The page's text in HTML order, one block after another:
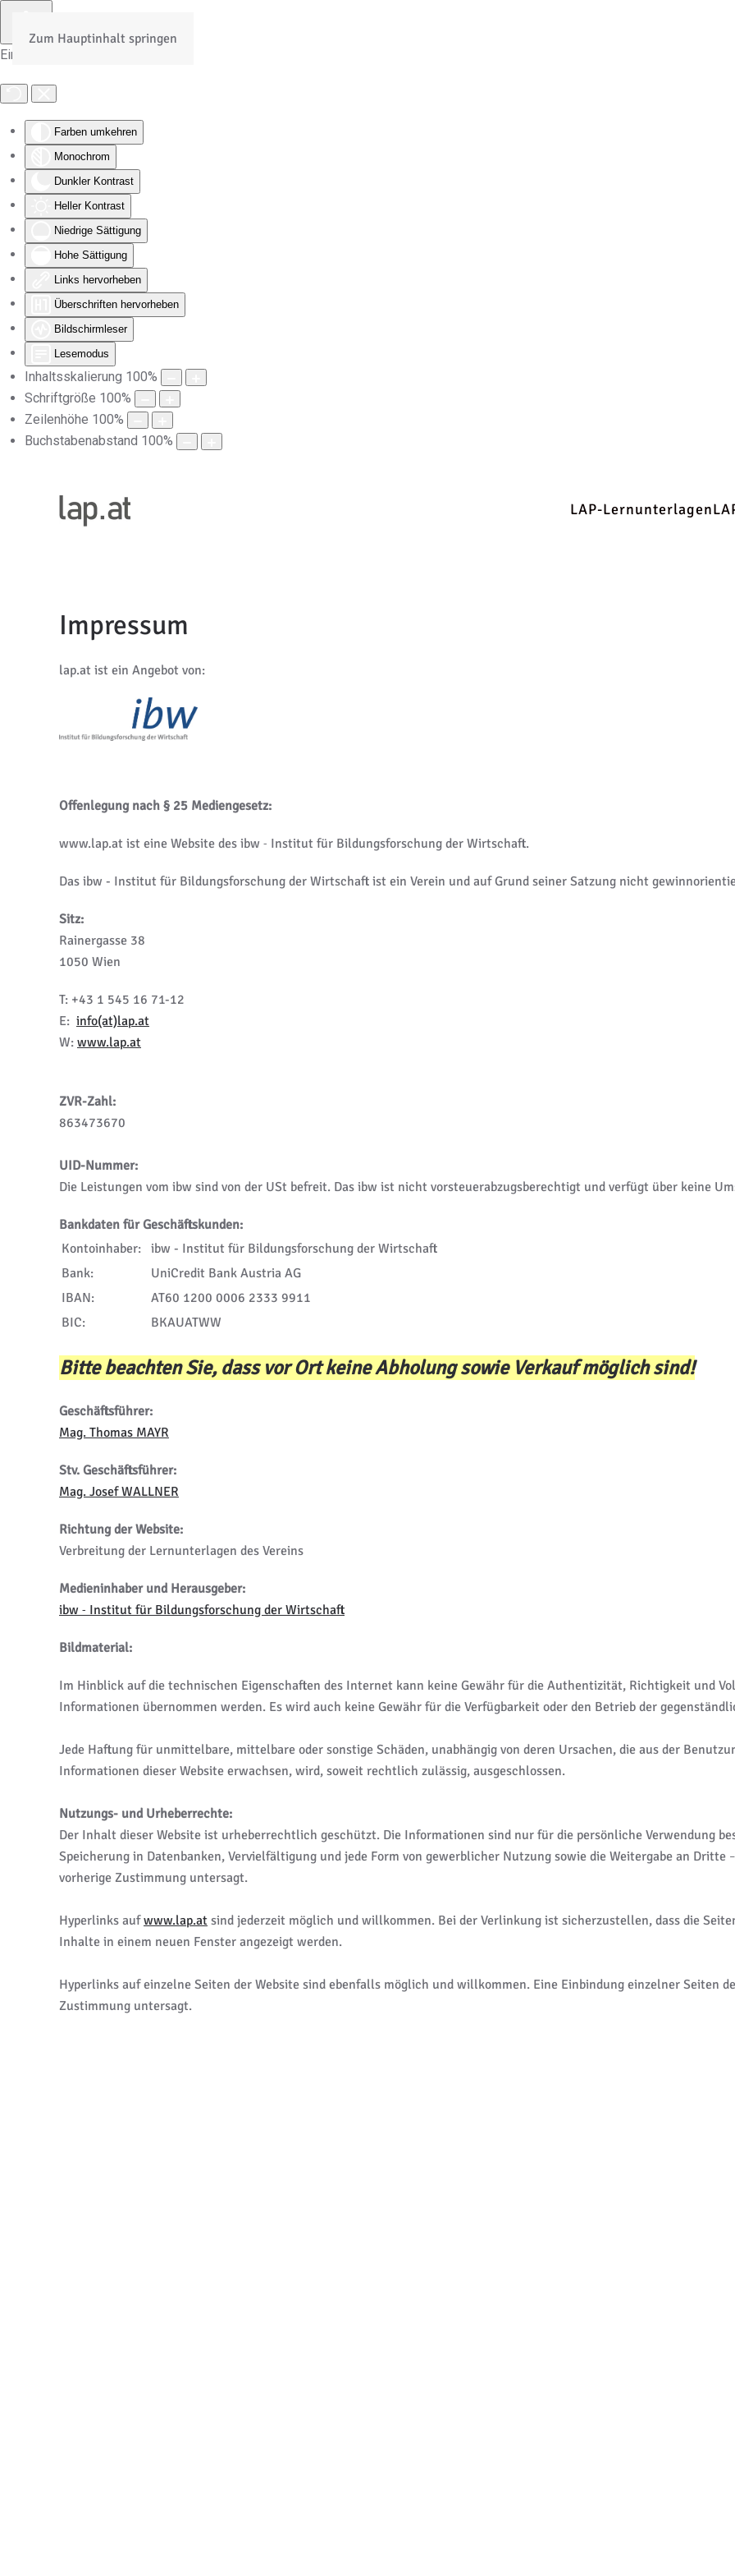
Eingabehilfen öffnen
Farben umkehren
Monochrom
Dunkler Kontrast
Heller Kontrast
Niedrige Sättigung
Hohe Sättigung
Links hervorheben
Überschriften hervorheben
Bildschirmleser
Lesemodus
Inhaltsskalierung 100%
Schriftgröße 100%
Zeilenhöhe 100%
Buchstabenabstand 100%
Zum Hauptinhalt springen
LAP-Lernunterlagen
Impressum
lap.at ist ein Angebot von:
Offenlegung nach § 25 Mediengesetz:
www.lap.at ist eine Website des ibw - Institut für Bildungsforschung der Wirtschaft.
Das ibw - Institut für Bildungsforschung der Wirtschaft ist ein Verein und auf Grund seiner Satzung nicht
Sitz:
Rainergasse 38
1050 Wien
T: +43 1 545 16 71-12
E: info(at)lap.at
W: www.lap.at
ZVR-Zahl:
863473670
UID-Nummer:
Die Leistungen vom ibw sind von der USt befreit. Das ibw ist nicht vorsteuerabzugsberechtigt und verfügt über keine
Bankdaten für Geschäftskunden:
Kontoinhaber: ibw - Institut für Bildungsforschung der Wirtschaft
Bank:
UniCredit Bank Austria AG
IBAN:
AT60 1200 0006 2333 9911
BIC:
BKAUATWW
Bitte beachten Sie, dass vor Ort keine Abholung sowie Verkauf möglich sind!
Geschäftsführer:
Mag. Thomas MAYR
Stv. Geschäftsführer:
Mag. Josef WALLNER
Richtung der Website:
Verbreitung der Lernunterlagen des Vereins
Medieninhaber und Herausgeber:
ibw - Institut für Bildungsforschung der Wirtschaft
Bildmaterial:
Im Hinblick auf die technischen Eigenschaften des Internet kann keine Gewähr für die Authentizität, Richtigkeit und
Informationen übernommen werden. Es wird auch keine Gewähr für die Verfügbarkeit oder den Betrieb der
Jede Haftung für unmittelbare, mittelbare oder sonstige Schäden, unabhängig von deren Ursachen, die aus der
Informationen dieser Website erwachsen, wird, soweit rechtlich zulässig, ausgeschlossen.
Nutzungs- und Urheberrechte:
Der Inhalt dieser Website ist urheberrechtlich geschützt. Die Informationen sind nur für die persönliche Verwendung
Speicherung in Datenbanken, Vervielfältigung und jede Form von gewerblicher Nutzung sowie die Weitergabe an Dritte –
vorherige Zustimmung untersagt.
Hyperlinks aufwww.lap.at sind jederzeit möglich und willkommen. Bei der Verlinkung ist sicherzustellen, dass die
Inhalte in einem neuen Fenster angezeigt werden.
Hyperlinks auf einzelne Seiten der Website sind ebenfalls möglich und willkommen. Eine Einbindung einzelner Seiten
Zustimmung untersagt.